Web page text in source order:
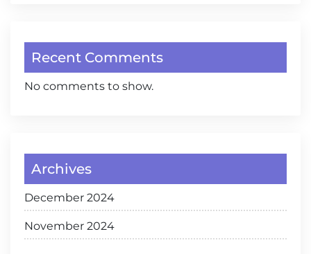
Recent Comments
No comments to show.
Archives
December 2024
November 2024